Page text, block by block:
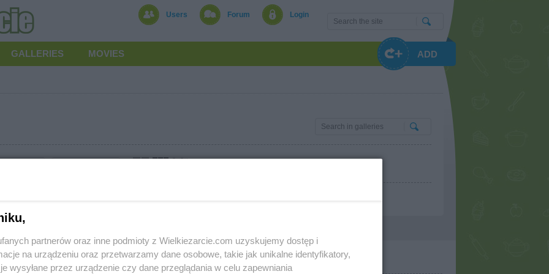
Users Forum Login
GALLERIES MOVIES ADD
Privacy policy
partnerów oraz inne podmioty z Wielkiezarcie.com uzyskujemy dostęp i
na urządzeniu oraz przetwarzamy dane osobowe, takie jak unikalne identyfikatory,
wysyłane przez urządzenie czy dane przeglądania w celu zapewniania